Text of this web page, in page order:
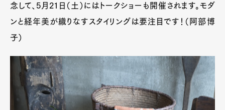
念して、5月21日（土）にはトークショーも開催されます。モダ
ンと経年美が織りなすスタイリングは要注目です！（阿部博
子）